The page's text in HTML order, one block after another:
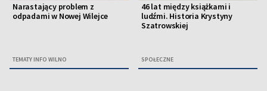
Narastający problem z
odpadami w Nowej Wilejce
TEMATY INFO WILNO
46 lat między książkami i
ludźmi. Historia Krystyny
Szatrowskiej
SPOŁECZNE